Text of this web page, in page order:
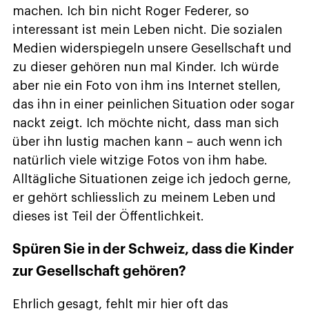
machen. Ich bin nicht Roger Federer, so
interessant ist mein Leben nicht. Die sozialen
Medien widerspiegeln unsere Gesellschaft und
zu dieser gehören nun mal Kinder. Ich würde
aber nie ein Foto von ihm ins Internet stellen,
das ihn in einer peinlichen Situation oder sogar
nackt zeigt. Ich möchte nicht, dass man sich
über ihn lustig machen kann – auch wenn ich
natürlich viele witzige Fotos von ihm habe.
Alltägliche Situationen zeige ich jedoch gerne,
er gehört schliesslich zu meinem Leben und
dieses ist Teil der Öffentlichkeit.
Spüren Sie in der Schweiz, dass die Kinder
zur Gesellschaft gehören?
Ehrlich gesagt, fehlt mir hier oft das